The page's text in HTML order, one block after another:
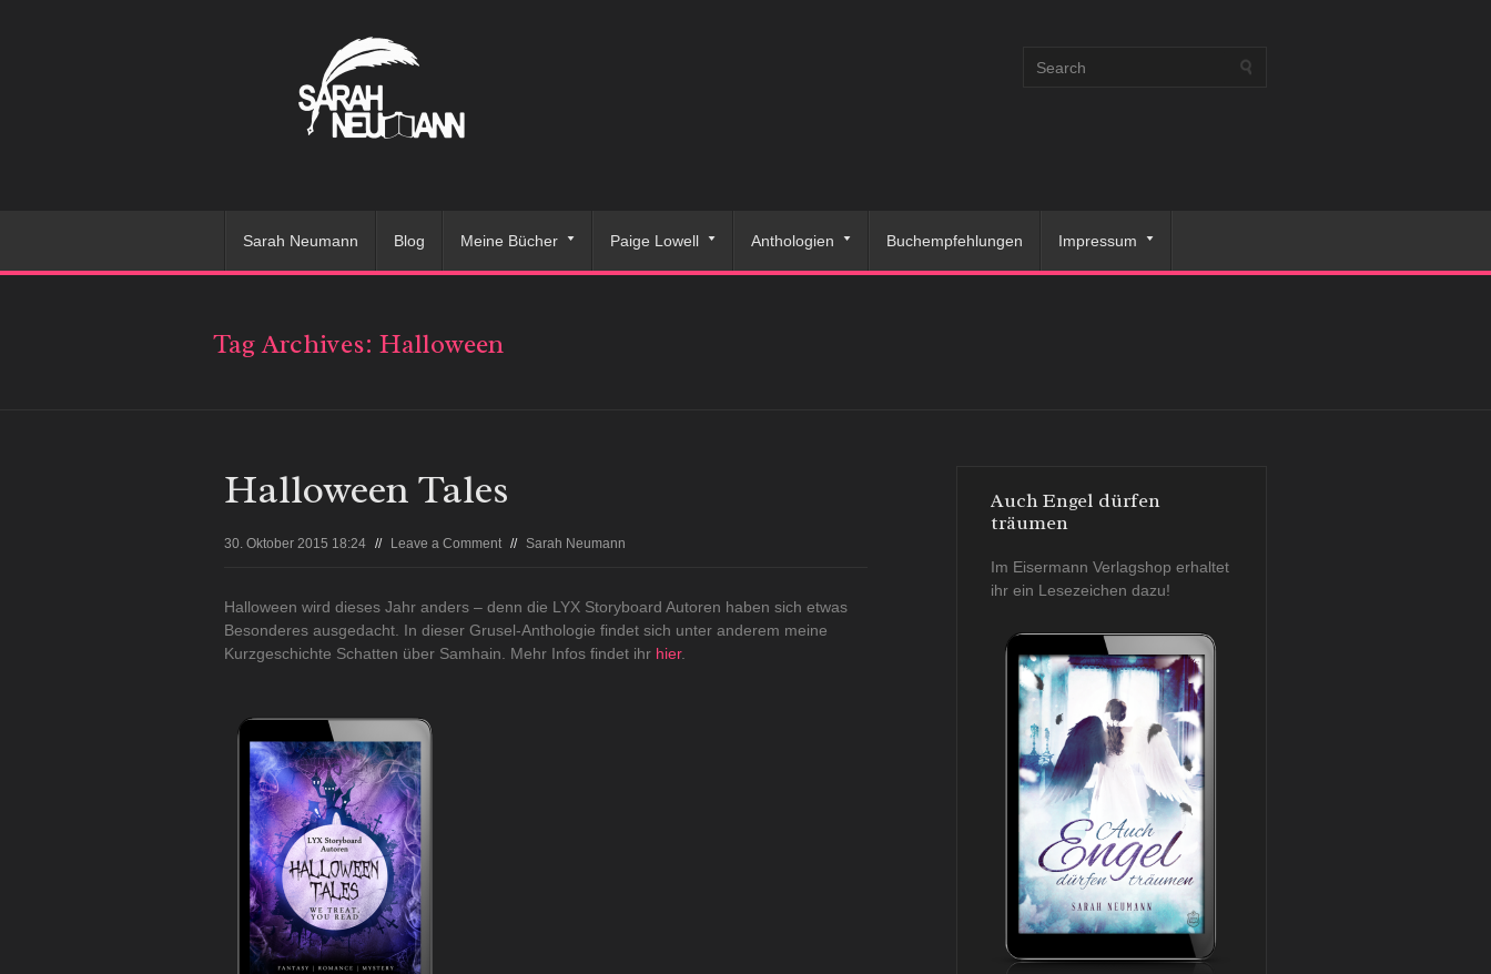
Sarah Neumann Blog Meine Bücher Paige Lowell Anthologien Buchempfehlungen Impressum
Tag Archives: Halloween
Halloween Tales
30. Oktober 2015 18:24 // Leave a Comment // Sarah Neumann
Halloween wird dieses Jahr anders – denn die LYX Storyboard Autoren haben sich etwas
Besonderes ausgedacht. In dieser Grusel-Anthologie findet sich unter anderem meine
Kurzgeschichte Schatten über Samhain. Mehr Infos findet ihr hier.
Auch Engel dürfen
träumen
Im Eisermann Verlagshop erhaltet
ihr ein Lesezeichen dazu!